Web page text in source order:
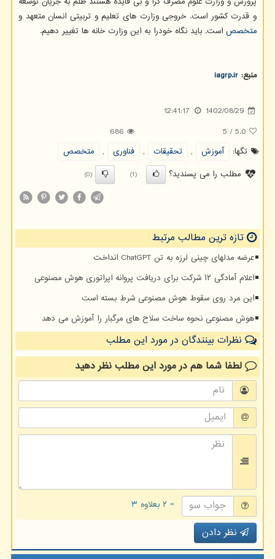
و قدرت کشور است. خروجی وزارت های تعلیم و تربیتی انسان متعهد و
متخصص است. باید نگاه خودرا به این وزارت خانه ها تغییر دهیم.
منبع: iagrp.ir
1402/08/29
12:41:17
5.0
/
5
686
تگها:
آموزش , تحقیقات , فناوری ,
متخصص
مطلب را می پسندید؟
(1)
(0)
تازه ترین مطالب مرتبط
عرضه مدلهای چینی لرزه به تن ChatGPT انداخت
اعلام آمادگی ۱۲ شرکت برای دریافت پروانه اپراتوری هوش مصنوعی
این مرد روی سقوط هوش مصنوعی شرط بسته است
هوش مصنوعی نحوه ساخت سلاح های مرگبار را آموزش می دهد
نظرات بینندگان در مورد این مطلب
لطفا شما همدر مورد این مطلبنظر دهید
= ۲ بعلاوه ۳
نظر دادن